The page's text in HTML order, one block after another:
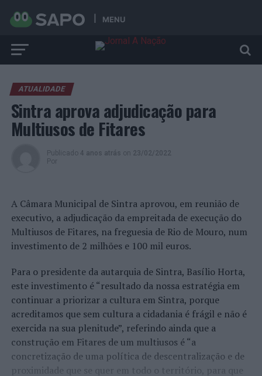
MENU
ATUALIDADE
Sintra aprova adjudicação para
Multiusos de Fitares
Publicado 4 anos atrás on 23/02/2022
Por
A Câmara Municipal de Sintra aprovou, em reunião de
executivo, a adjudicação da empreitada de execução do
Multiusos de Fitares, na freguesia de Rio de Mouro, num
investimento de 2 milhões e 100 mil euros.
Para o presidente da autarquia de Sintra, Basílio Horta,
este investimento é “resultado da nossa estratégia em
continuar a priorizar a cultura em Sintra, porque
acreditamos que sem cultura a cidadania é frágil e não é
exercida na sua plenitude”, referindo ainda que a
construção em Fitares de um multiusos é “a
concretização de uma política de descentralização e de
proximidade que se quer em todo o território, para que